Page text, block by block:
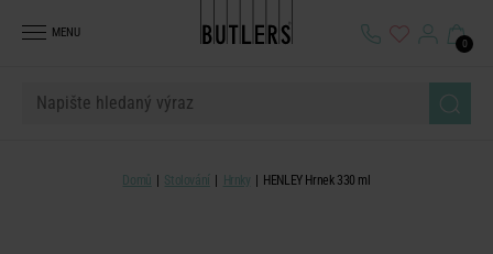
MENU
0
Domů Stolování Hrnky HENLEY Hrnek 330 ml